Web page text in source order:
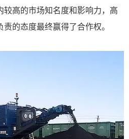
高的市场知名度和影响力，高
的态度最终赢得了合作权。